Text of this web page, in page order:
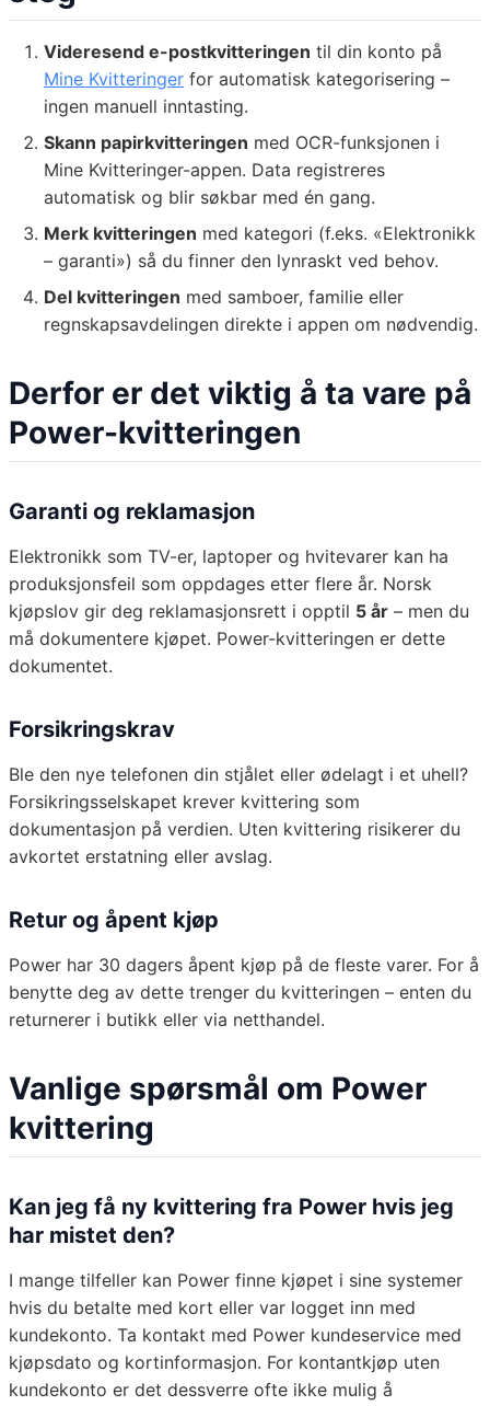
Videresend e-postkvitteringen til din konto på
Mine Kvitteringer for automatisk kategorisering –
ingen manuell inntasting.
Skann papirkvitteringen med OCR-funksjonen i
Mine Kvitteringer-appen. Data registreres
automatisk og blir søkbar med én gang.
Merk kvitteringen med kategori (f.eks. «Elektronikk
– garanti») så du finner den lynraskt ved behov.
Del kvitteringen med samboer, familie eller
regnskapsavdelingen direkte i appen om nødvendig.
Derfor er det viktig å ta vare på
Power-kvitteringen
Garanti og reklamasjon
Elektronikk som TV-er, laptoper og hvitevarer kan ha
produksjonsfeil som oppdages etter flere år. Norsk
kjøpslov gir deg reklamasjonsrett i opptil 5 år – men du
må dokumentere kjøpet. Power-kvitteringen er dette
dokumentet.
Forsikringskrav
Ble den nye telefonen din stjålet eller ødelagt i et uhell?
Forsikringsselskapet krever kvittering som
dokumentasjon på verdien. Uten kvittering risikerer du
avkortet erstatning eller avslag.
Retur og åpent kjøp
Power har 30 dagers åpent kjøp på de fleste varer. For å
benytte deg av dette trenger du kvitteringen – enten du
returnerer i butikk eller via netthandel.
Vanlige spørsmål om Power
kvittering
Kan jeg få ny kvittering fra Power hvis jeg
har mistet den?
I mange tilfeller kan Power finne kjøpet i sine systemer
hvis du betalte med kort eller var logget inn med
kundekonto. Ta kontakt med Power kundeservice med
kjøpsdato og kortinformasjon. For kontantkjøp uten
kundekonto er det dessverre ofte ikke mulig å